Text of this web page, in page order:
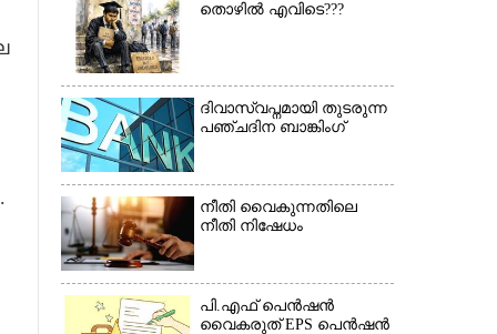
തൊഴിൽ എവിടെ???
ദിവാസ്വപ്നമായി തുടരുന്ന
പഞ്ചദിന ബാങ്കിംഗ്
നീതി വൈകുന്നതിലെ
നീതി നിഷേധം
പി.എഫ് പെൻഷൻ
വൈകരുത് EPS പെൻഷൻ
×